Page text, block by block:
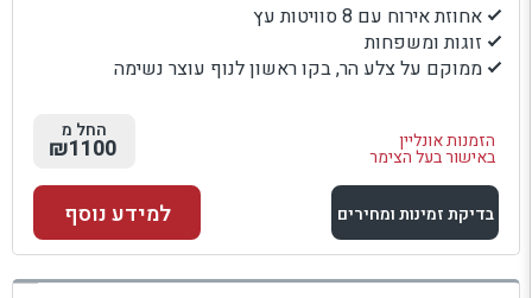
אחוזת אירוח עם 8 סוויטות עץ
זוגות ומשפחות
ממוקם על צלע הר, בקו ראשון לנוף עוצר נשימה
הזמנות אונליין
באישור בעל הצימר
החל מ
₪1100
בדיקת זמינות ומחירים
למתחם זה
למידע נוסף